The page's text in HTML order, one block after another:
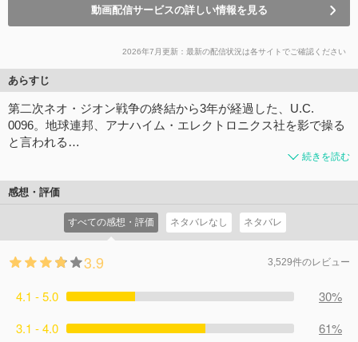
動画配信サービスの詳しい情報を見る
2026年7月更新：最新の配信状況は各サイトでご確認ください
あらすじ
第二次ネオ・ジオン戦争の終結から3年が経過した、U.C.
0096。地球連邦、アナハイム・エレクトロニクス社を影で操る
と言われる…
続きを読む
感想・評価
すべての感想・評価 ネタバレなし ネタバレ
3.9 3,529件のレビュー
4.1 - 5.0
30%
3.1 - 4.0
61%